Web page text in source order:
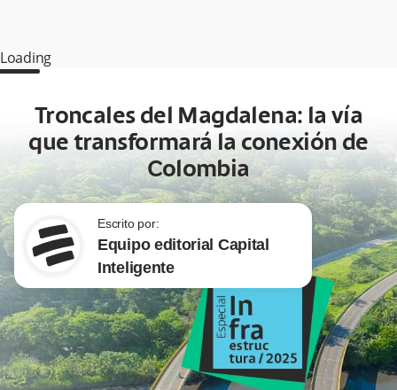
Loading
Troncales del Magdalena: la vía
que transformará la conexión de
Colombia
Escrito por:
Equipo editorial Capital
Inteligente